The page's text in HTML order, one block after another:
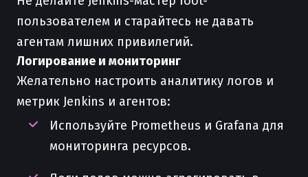
пользователем и старайтесь не давать
агентам лишних привилегий.
Логирование и мониторинг
Желательно настроить аналитику логов и
метрик Jenkins и агентов:
Используйте Prometheus и Grafana для
мониторинга ресурсов.